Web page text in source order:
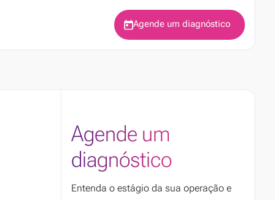
Agende um diagnóstico
Agende um
diagnóstico
Entenda o estágio da sua operação e